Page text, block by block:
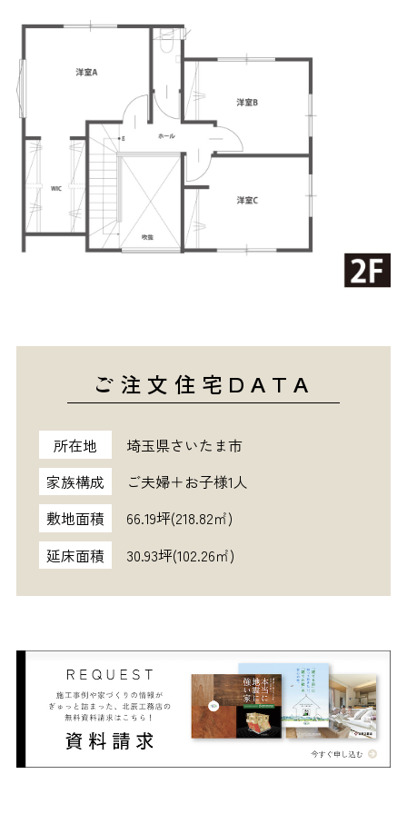
ご注文住宅DATA
所在地
埼玉県さいたま市
家族構成
ご夫婦＋お子様1人
敷地面積
66.19坪(218.82㎡)
延床面積
30.93坪(102.26㎡)